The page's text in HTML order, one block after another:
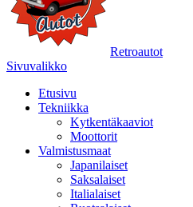
Retroautot
Sivuvalikko
Etusivu
Tekniikka
Kytkentäkaaviot
Moottorit
Valmistusmaat
Japanilaiset
Saksalaiset
Italialaiset